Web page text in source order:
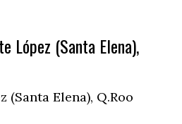
López (Santa Elena),